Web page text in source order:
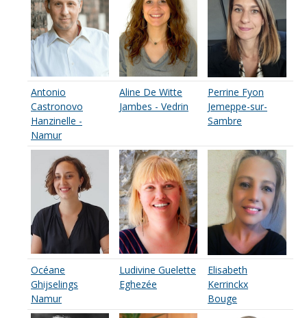
Antonio
Castronovo
Hanzinelle -
Namur
Aline De Witte
Jambes - Vedrin
Perrine Fyon
Jemeppe-sur-
Sambre
Océane
Ghijselings
Namur
Ludivine Guelette
Eghezée
Elisabeth
Kerrinckx
Bouge